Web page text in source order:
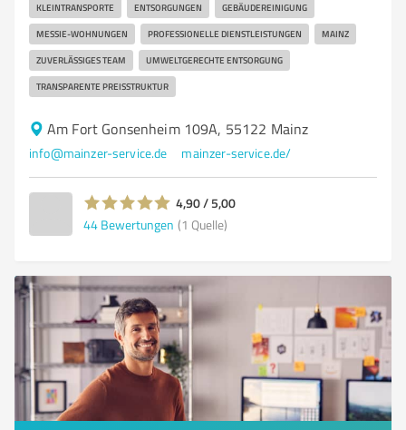
KLEINTRANSPORTE ENTSORGUNGEN GEBÄUDEREINIGUNG
MESSIE-WOHNUNGEN PROFESSIONELLE DIENSTLEISTUNGEN MAINZ
ZUVERLÄSSIGES TEAM UMWELTGERECHTE ENTSORGUNG
TRANSPARENTE PREISSTRUKTUR
Am Fort Gonsenheim 109A, 55122 Mainz
info@mainzer-service.de mainzer-service.de/
4,90 / 5,00
44 Bewertungen (1 Quelle)